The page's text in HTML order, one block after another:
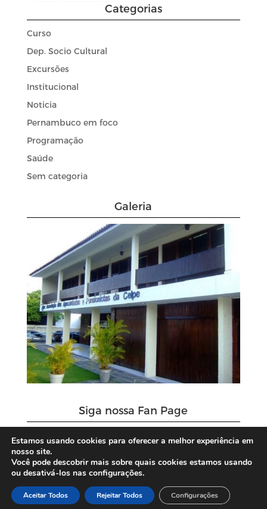
Categorias
Curso
Dep. Socio Cultural
Excursões
Institucional
Noticia
Pernambuco em foco
Programação
Saúde
Sem categoria
Galeria
Siga nossa Fan Page
Estamos usando cookies para oferecer a melhor experiência em
nosso site.
Você pode descobrir mais sobre quais cookies estamos usando
ou desativá-los nas configurações.
Aceitar Todos Rejeitar Todos Configurações